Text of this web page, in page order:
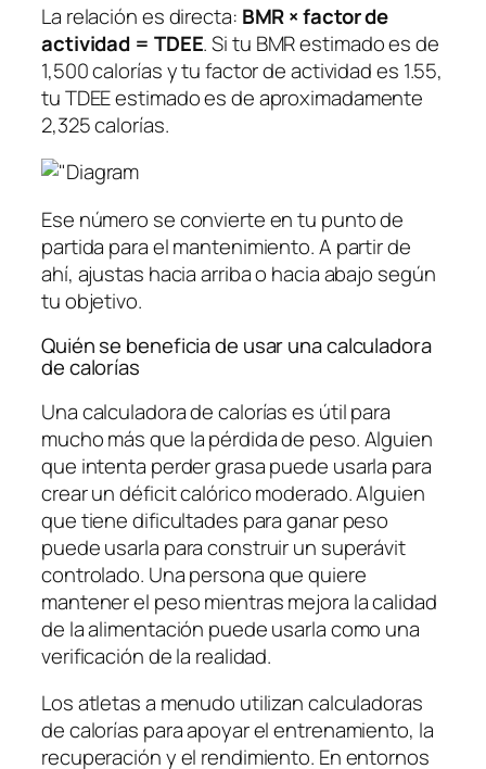
La relación es directa: BMR × factor de
actividad = TDEE. Si tu BMR estimado es de
1,500 calorías y tu factor de actividad es 1.55,
tu TDEE estimado es de aproximadamente
2,325 calorías.
Ese número se convierte en tu punto de
partida para el mantenimiento. A partir de
ahí, ajustas hacia arriba o hacia abajo según
tu objetivo.
Quién se beneficia de usar una calculadora
de calorías
Una calculadora de calorías es útil para
mucho más que la pérdida de peso. Alguien
que intenta perder grasa puede usarla para
crear un déficit calórico moderado. Alguien
que tiene dificultades para ganar peso
puede usarla para construir un superávit
controlado. Una persona que quiere
mantener el peso mientras mejora la calidad
de la alimentación puede usarla como una
verificación de la realidad.
Los atletas a menudo utilizan calculadoras
de calorías para apoyar el entrenamiento, la
recuperación y el rendimiento. En entornos